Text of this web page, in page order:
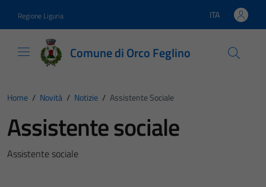
Regione Liguria Lingua attiva:
ITA
Comune di Orco Feglino
Home / Novità / Notizie / Assistente Sociale
Assistente sociale
Assistente sociale